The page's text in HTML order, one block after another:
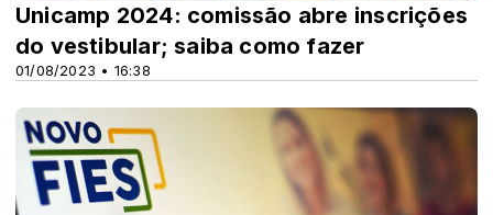
01/08/2023 • 16:38
Unicamp 2024: comissão abre inscrições
do vestibular; saiba como fazer